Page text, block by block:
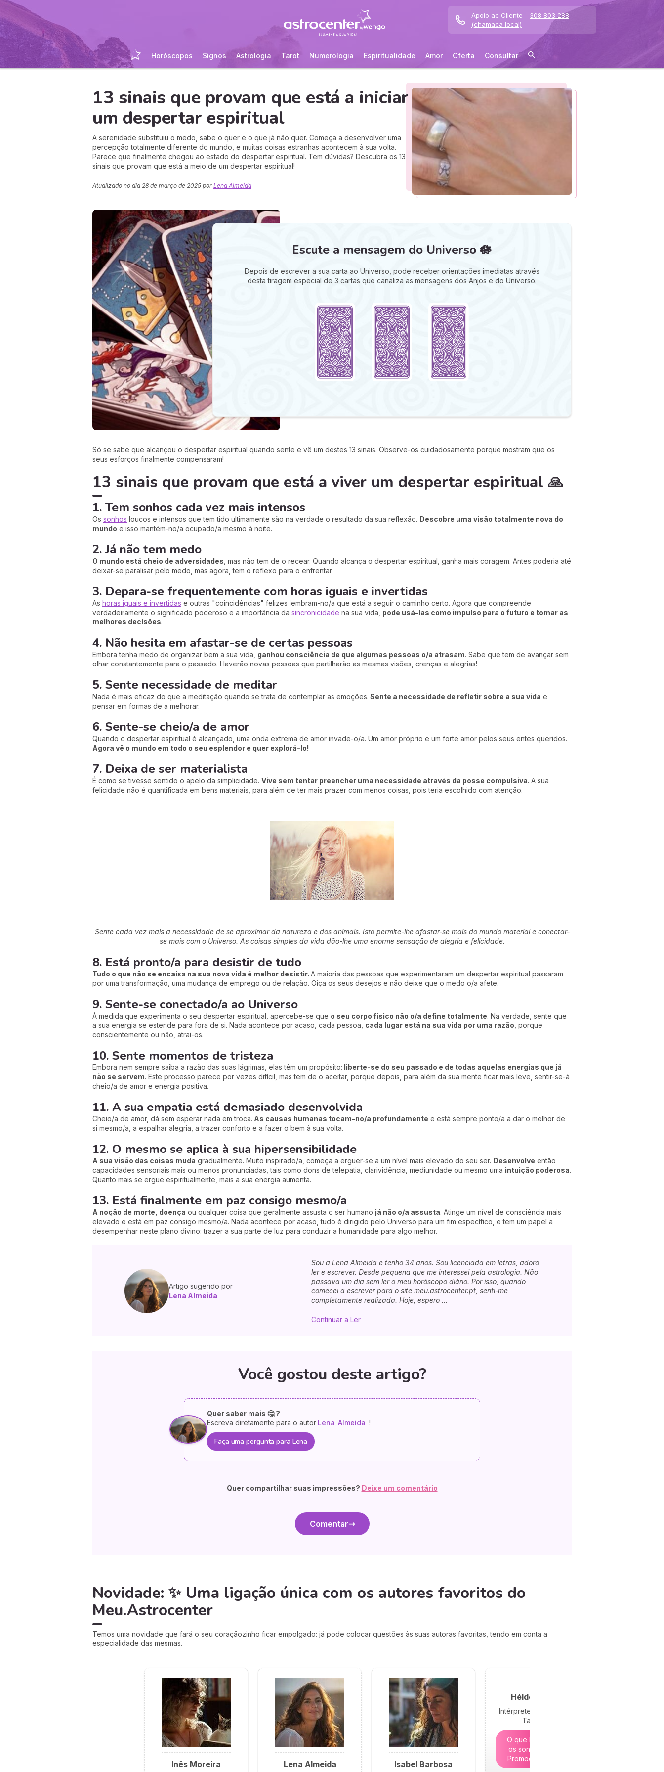
Apoio ao Cliente - 308 803 288
(chamada local)
Horóscopos Signos Astrologia Tarot Numerologia Espiritualidade Amor Oferta Consultar
13 sinais que provam que está a iniciar
um despertar espiritual
A serenidade substituiu o medo, sabe o quer e o que já não quer. Começa a desenvolver uma
percepção totalmente diferente do mundo, e muitas coisas estranhas acontecem à sua volta.
Parece que finalmente chegou ao estado do despertar espiritual. Tem dúvidas? Descubra os 13
sinais que provam que está a meio de um despertar espiritual!
Atualizado no dia 28 de março de 2025 por Lena Almeida
Escute a mensagem do Universo 🪷
Depois de escrever a sua carta ao Universo, pode receber orientações imediatas através
desta tiragem especial de 3 cartas que canaliza as mensagens dos Anjos e do Universo.
Só se sabe que alcançou o despertar espiritual quando sente e vê um destes 13 sinais. Observe-os cuidadosamente porque mostram que os
seus esforços finalmente compensaram!
13 sinais que provam que está a viver um despertar espiritual 🙏
1. Tem sonhos cada vez mais intensos
Os sonhos loucos e intensos que tem tido ultimamente são na verdade o resultado da sua reflexão. Descobre uma visão totalmente nova do
mundo e isso mantém-no/a ocupado/a mesmo à noite.
2. Já não tem medo
O mundo está cheio de adversidades , mas não tem de o recear. Quando alcança o despertar espiritual, ganha mais coragem. Antes poderia até
deixar-se paralisar pelo medo, mas agora, tem o reflexo para o enfrentar.
3. Depara-se frequentemente com horas iguais e invertidas
As horas iguais e invertidas e outras "coincidências" felizes lembram-no/a que está a seguir o caminho certo. Agora que compreende
verdadeiramente o significado poderoso e a importância da sincronicidade na sua vida, pode usá-las como impulso para o futuro e tomar as
melhores decisões.
4. Não hesita em afastar-se de certas pessoas
Embora tenha medo de organizar bem a sua vida, ganhou consciência de que algumas pessoas o/a atrasam. Sabe que tem de avançar sem
olhar constantemente para o passado. Haverão novas pessoas que partilharão as mesmas visões, crenças e alegrias!
5. Sente necessidade de meditar
Nada é mais eficaz do que a meditação quando se trata de contemplar as emoções. Sente a necessidade de refletir sobre a sua vida e
pensar em formas de a melhorar.
6. Sente-se cheio/a de amor
Quando o despertar espiritual é alcançado, uma onda extrema de amor invade-o/a. Um amor próprio e um forte amor pelos seus entes queridos.
Agora vê o mundo em todo o seu esplendor e quer explorá-lo!
7. Deixa de ser materialista
É como se tivesse sentido o apelo da simplicidade. Vive sem tentar preencher uma necessidade através da posse compulsiva. A sua
felicidade não é quantificada em bens materiais, para além de ter mais prazer com menos coisas, pois teria escolhido com atenção.
Sente cada vez mais a necessidade de se aproximar da natureza e dos animais. Isto permite-lhe afastar-se mais do mundo material e conectar-
se mais com o Universo. As coisas simples da vida dão-lhe uma enorme sensação de alegria e felicidade.
8. Está pronto/a para desistir de tudo
Tudo o que não se encaixa na sua nova vida é melhor desistir. A maioria das pessoas que experimentaram um despertar espiritual passaram
por uma transformação, uma mudança de emprego ou de relação. Oiça os seus desejos e não deixe que o medo o/a afete.
9. Sente-se conectado/a ao Universo
À medida que experimenta o seu despertar espiritual, apercebe-se que o seu corpo físico não o/a define totalmente. Na verdade, sente que
a sua energia se estende para fora de si. Nada acontece por acaso, cada pessoa, cada lugar está na sua vida por uma razão , porque
conscientemente ou não, atrai-os.
10. Sente momentos de tristeza
Embora nem sempre saiba a razão das suas lágrimas, elas têm um propósito: liberte-se do seu passado e de todas aquelas energias que já
não se servem. Este processo parece por vezes difícil, mas tem de o aceitar, porque depois, para além da sua mente ficar mais leve, sentir-se-á
cheio/a de amor e energia positiva.
11. A sua empatia está demasiado desenvolvida
Cheio/a de amor, dá sem esperar nada em troca. As causas humanas tocam-no/a profundamente e está sempre ponto/a a dar o melhor de
si mesmo/a, a espalhar alegria, a trazer conforto e a fazer o bem à sua volta.
12. O mesmo se aplica à sua hipersensibilidade
A sua visão das coisas muda gradualmente. Muito inspirado/a, começa a erguer-se a um nível mais elevado do seu ser. Desenvolve então
capacidades sensoriais mais ou menos pronunciadas, tais como dons de telepatia, clarividência, mediunidade ou mesmo uma intuição poderosa.
Quanto mais se ergue espiritualmente, mais a sua energia aumenta.
13. Está finalmente em paz consigo mesmo/a
A noção de morte, doença ou qualquer coisa que geralmente assusta o ser humano já não o/a assusta. Atinge um nível de consciência mais
elevado e está em paz consigo mesmo/a. Nada acontece por acaso, tudo é dirigido pelo Universo para um fim específico, e tem um papel a
desempenhar neste plano divino: trazer a sua parte de luz para conduzir a humanidade para algo melhor.
Artigo sugerido por
Lena Almeida
Sou a Lena Almeida e tenho 34 anos. Sou licenciada em letras, adoro
ler e escrever. Desde pequena que me interessei pela astrologia. Não
passava um dia sem ler o meu horóscopo diário. Por isso, quando
comecei a escrever para o site meu.astrocenter.pt, senti-me
completamente realizada. Hoje, espero ...
Continuar a Ler
Você gostou deste artigo?
Quer saber mais 🤔 ?
Escreva diretamente para o autor Lena Almeida !
Faça uma pergunta para Lena
Quer compartilhar suas impressões? Deixe um comentário
Comentar
Novidade: ✨ Uma ligação única com os autores favoritos do
Meu.Astrocenter
Temos uma novidade que fará o seu coraçãozinho ficar empolgado: já pode colocar questões às suas autoras favoritas, tendo em conta a
especialidade das mesmas.
Inês Moreira Lena Almeida Isabel Barbosa
Hélder Sousa
Intérprete de Sonhos e
Tarólogo
O que lhe revelam
os sonhos? | 5€ -
Promoção limitada